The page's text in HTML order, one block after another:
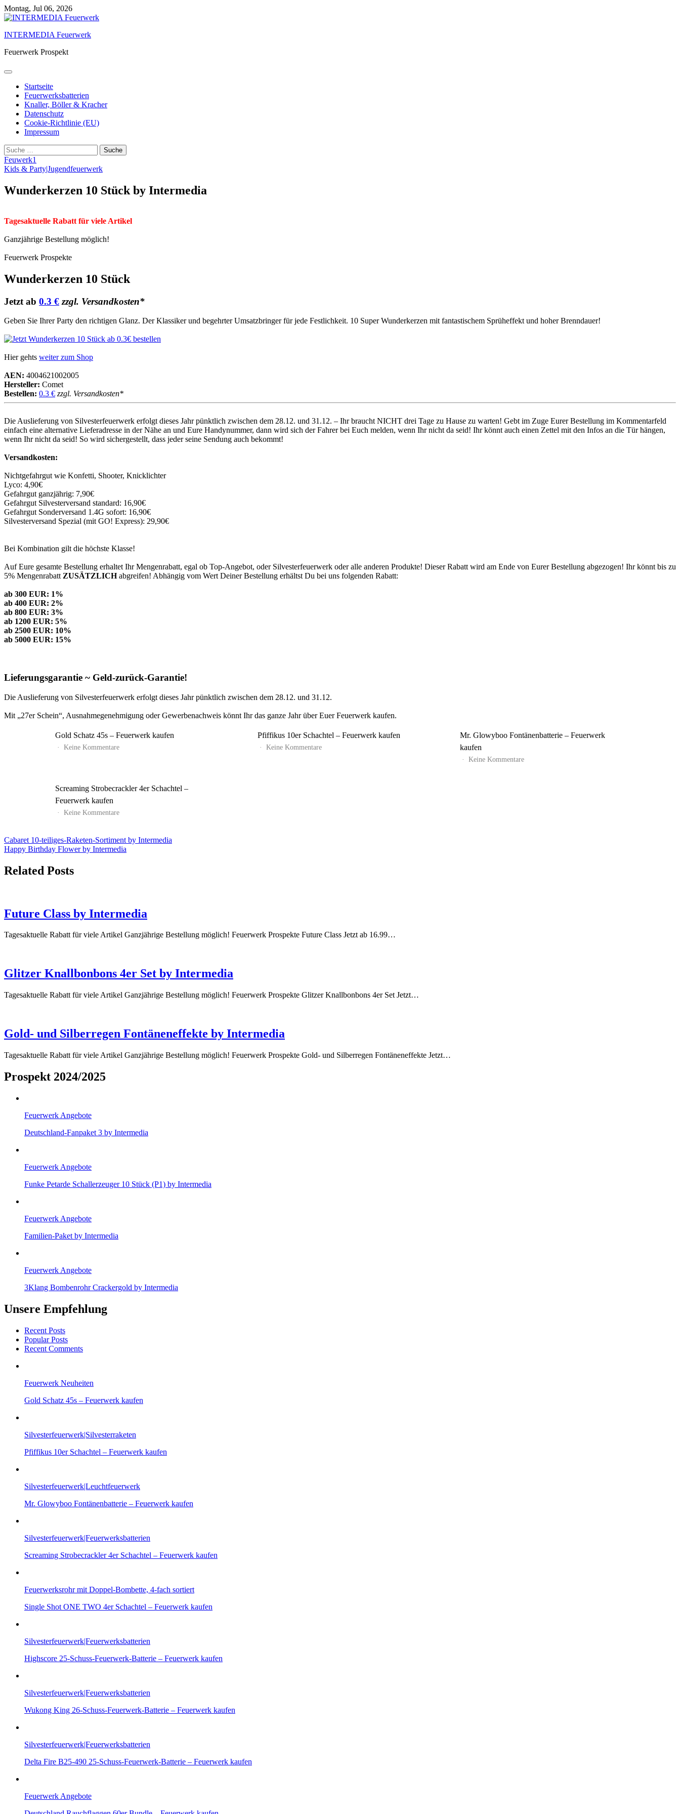
Skip
to
Montag, Jul 06, 2026
INTERMEDIA Feuerwerk
Feuerwerk Prospekt
Startseite
Feuerwerksbatterien
Knaller, Böller & Kracher
Datenschutz
Cookie-Richtlinie (EU)
Impressum
Suche
nach:
Feuwerk1
Kids & Party|Jugendfeuerwerk
Wunderkerzen 10 Stück by Intermedia
Tagesaktuelle Rabatt für viele Artikel
Ganzjährige Bestellung möglich!
Feuerwerk Prospekte
Wunderkerzen 10 Stück
Jetzt ab 0.3 € zzgl. Versandkosten*
Geben Sie Ihrer Party den richtigen Glanz. Der Klassiker und begehrter Umsatzbringer für jede Festlichkeit. 10 Super Wunderkerzen mit fantastischem Sprüheffekt und hoher Brenndauer!
Hier gehts weiter zum Shop
AEN: 4004621002005
Hersteller: Comet
Bestellen: 0.3 € zzgl. Versandkosten*
Die Auslieferung von Silvesterfeuerwerk erfolgt dieses Jahr pünktlich zwischen dem 28.12. und 31.12. – Ihr braucht NICHT drei Tage zu Hause zu warten! Gebt im Zuge Eurer Bestellung im Kommentarfeld
einfach eine alternative Lieferadresse in der Nähe an und Eure Handynummer, dann wird sich der Fahrer bei Euch melden, wenn Ihr nicht da seid! Ihr könnt auch einen Zettel mit den Infos an die Tür hängen,
wenn Ihr nicht da seid! So wird sichergestellt, dass jeder seine Sendung auch bekommt!
Versandkosten:
Nichtgefahrgut wie Konfetti, Shooter, Knicklichter
Lyco: 4,90€
Gefahrgut ganzjährig: 7,90€
Gefahrgut Silvesterversand standard: 16,90€
Gefahrgut Sonderversand 1.4G sofort: 16,90€
Silvesterversand Spezial (mit GO! Express): 29,90€
Bei Kombination gilt die höchste Klasse!
Auf Eure gesamte Bestellung erhaltet Ihr Mengenrabatt, egal ob Top-Angebot, oder Silvesterfeuerwerk oder alle anderen Produkte! Dieser Rabatt wird am Ende von Eurer Bestellung abgezogen! Ihr könnt bis zu
5% Mengenrabatt ZUSÄTZLICHabgreifen! Abhängig vom Wert Deiner Bestellung erhältst Du bei uns folgenden Rabatt:
ab 300 EUR: 1%
ab 400 EUR: 2%
ab 800 EUR: 3%
ab 1200 EUR: 5%
ab 2500 EUR: 10%
ab 5000 EUR: 15%
Lieferungsgarantie ~ Geld-zurück-Garantie!
Die Auslieferung von Silvesterfeuerwerk erfolgt dieses Jahr pünktlich zwischen dem 28.12. und 31.12.
Mit „27er Schein“, Ausnahmegenehmigung oder Gewerbenachweis könnt Ihr das ganze Jahr über Euer Feuerwerk kaufen.
Gold Schatz 45s – Feuerwerk kaufen
Keine Kommentarezu
Feuerwerk
Pfiffikus 10er Schachtel – Feuerwerk kaufen
Keine Kommentarezu
Mr. Glowyboo Fontänenbatterie – Feuerwerk
kaufen
Keine Kommentarezu
Screaming Strobecrackler 4er Schachtel –
Feuerwerk kaufen
Keine Kommentarezu
4er
Schachtel
–
Beitrags-
Navigation
Cabaret 10-teiliges-Raketen-Sortiment by Intermedia
Happy Birthday Flower by Intermedia
Related Posts
Future Class by Intermedia
Tagesaktuelle Rabatt für viele Artikel Ganzjährige Bestellung möglich! Feuerwerk Prospekte Future Class Jetzt ab 16.99…
Glitzer Knallbonbons 4er Set by Intermedia
Tagesaktuelle Rabatt für viele Artikel Ganzjährige Bestellung möglich! Feuerwerk Prospekte Glitzer Knallbonbons 4er Set Jetzt…
Gold- und Silberregen Fontäneneffekte by Intermedia
Tagesaktuelle Rabatt für viele Artikel Ganzjährige Bestellung möglich! Feuerwerk Prospekte Gold- und Silberregen Fontäneneffekte Jetzt…
Prospekt 2024/2025
Feuerwerk Angebote
Deutschland-Fanpaket 3 by Intermedia
Feuerwerk Angebote
Funke Petarde Schallerzeuger 10 Stück (P1) by Intermedia
Feuerwerk Angebote
Familien-Paket by Intermedia
Feuerwerk Angebote
3Klang Bombenrohr Crackergold by Intermedia
Unsere Empfehlung
Recent Posts
Popular Posts
Recent Comments
Feuerwerk Neuheiten
Gold Schatz 45s – Feuerwerk kaufen
Silvesterfeuerwerk|Silvesterraketen
Pfiffikus 10er Schachtel – Feuerwerk kaufen
Silvesterfeuerwerk|Leuchtfeuerwerk
Mr. Glowyboo Fontänenbatterie – Feuerwerk kaufen
Silvesterfeuerwerk|Feuerwerksbatterien
Screaming Strobecrackler 4er Schachtel – Feuerwerk kaufen
Feuerwerksrohr mit Doppel-Bombette, 4-fach sortiert
Single Shot ONE TWO 4er Schachtel – Feuerwerk kaufen
Silvesterfeuerwerk|Feuerwerksbatterien
Highscore 25-Schuss-Feuerwerk-Batterie – Feuerwerk kaufen
Silvesterfeuerwerk|Feuerwerksbatterien
Wukong King 26-Schuss-Feuerwerk-Batterie – Feuerwerk kaufen
Silvesterfeuerwerk|Feuerwerksbatterien
Delta Fire B25-490 25-Schuss-Feuerwerk-Batterie – Feuerwerk kaufen
Feuerwerk Angebote